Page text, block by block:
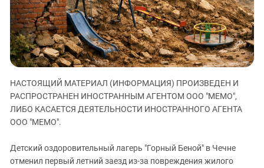
ЗАСТАВЛЯЕТ
КАВКАЗ ЗА ПАЛЕСТИНУ
ИНАКОМЫСЛИЕ В ЧЕЧНЕ
ПРЕСЛЕДОВАНИЕ АКТИВИСТОВ
МОБИЛИЗАЦИЯ И ПРОТЕСТЫ
Дагестан
Ингушетия
Кабардино-Балкария
Калмыкия
Карачаево-Черкесия
Краснодарский край
Нагорный Карабах
Ростовская область
НАСТОЯЩИЙ МАТЕРИАЛ (ИНФОРМАЦИЯ) ПРОИЗВЕДЕН И
РАСПРОСТРАНЕН ИНОСТРАННЫМ АГЕНТОМ ООО "МЕМО",
ЛИБО КАСАЕТСЯ ДЕЯТЕЛЬНОСТИ ИНОСТРАННОГО АГЕНТА
ООО "МЕМО".
Детский оздоровительный лагерь "Горный Беной" в Чечне
отменил первый летний заезд из-за повреждения жилого